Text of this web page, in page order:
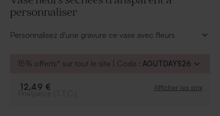
personnaliser
Personnalisez d'une gravure ce vase avec fleurs
grâce à notre outil de personnalisation.
15% offerts* sur tout le site | Code : AOUTDAYS26
12,49 € Afficher les prix